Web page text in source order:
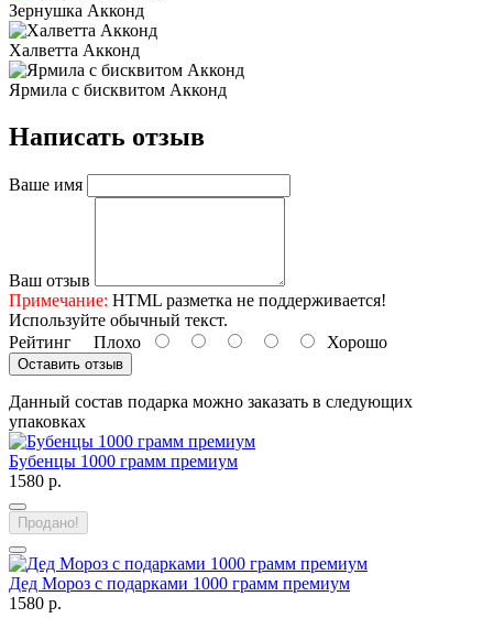
Зернушка Акконд
Халветта Акконд
Ярмила с бисквитом Акконд
Написать отзыв
Ваше имя
Ваш отзыв
Примечание: HTML разметка не поддерживается!
Используйте обычный текст.
Рейтинг Плохо Хорошо
Оставить отзыв
Данный состав подарка можно заказать в следующих
упаковках
Бубенцы 1000 грамм премиум
1580 р.
Продано!
Дед Мороз с подарками 1000 грамм премиум
1580 р.